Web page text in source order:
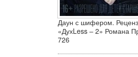
Даун с шифером.
«ДухLess – 2» Романа
726